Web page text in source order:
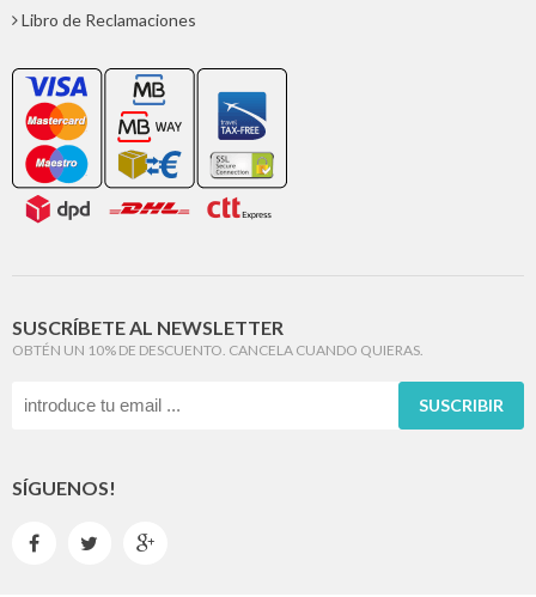
Libro de Reclamaciones
SUSCRÍBETE AL NEWSLETTER
OBTÉN UN 10% DE DESCUENTO. CANCELA CUANDO QUIERAS.
SUSCRIBIR
SÍGUENOS!
  